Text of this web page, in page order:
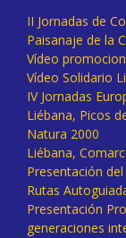
II Jornadas de
Paisanaje de la
Vídeo
Vídeo Solidario
IV Jornadas
Liébana, Picos
Natura 2000
Liébana,
Presentación
Rutas
Presentación
generaciones